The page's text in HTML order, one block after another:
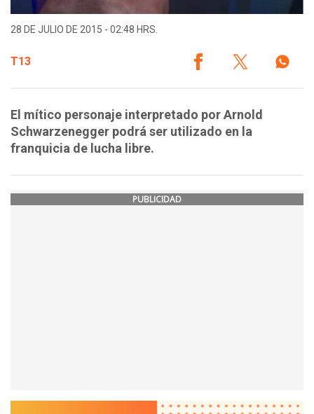
28 DE JULIO DE 2015 - 02:48 HRS.
T13
El mítico personaje interpretado por Arnold
Schwarzenegger podrá ser utilizado en la
franquicia de lucha libre.
PUBLICIDAD